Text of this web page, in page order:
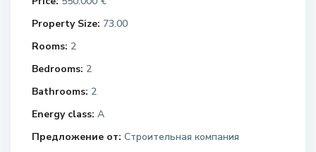
Property Size: 73.00
Rooms: 2
Bedrooms: 2
Bathrooms: 2
Energy class: A
Предложение от: Строительная компания